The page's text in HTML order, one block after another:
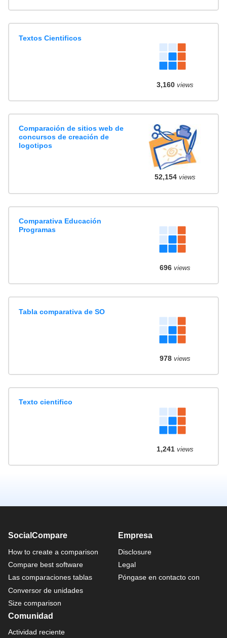
Textos Cientificos
3,160views
Comparación de sitios web de
concursos de creación de
logotipos
52,154views
Comparativa Educación
Programas
696views
Tabla comparativa de SO
978views
Texto cientifico
1,241views
SocialCompare
How to create a comparison
Compare best software
Las comparaciones tablas
Conversor de unidades
Size comparison
Empresa
Disclosure
Legal
Póngase en contacto con
Comunidad
Actividad reciente